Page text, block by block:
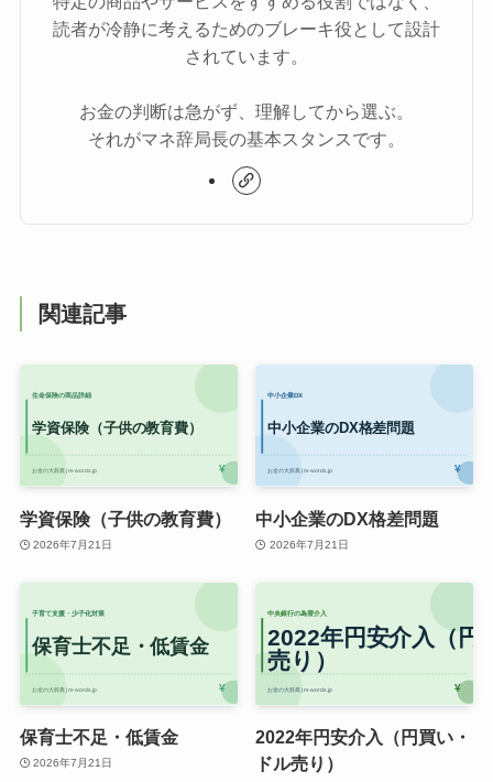
読者が冷静に考えるためのブレーキ役として設計
されています。
お金の判断は急がず、理解してから選ぶ。
それがマネ辞局長の基本スタンスです。
関連記事
学資保険（子供の教育費）
2026年7月21日
中小企業のDX格差問題
2026年7月21日
保育士不足・低賃金
2026年7月21日
2022年円安介入（円買い・
ドル売り）